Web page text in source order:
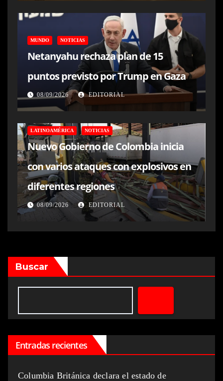
MUNDO NOTICIAS
Netanyahu rechaza plan de 15
puntos previsto por Trump en Gaza
08/09/2026 EDITORIAL
LATINOAMÉRICA NOTICIAS
Nuevo Gobierno de Colombia inicia
con varios ataques con explosivos en
diferentes regiones
08/09/2026 EDITORIAL
Buscar
Entradas recientes
Columbia Británica declara el estado de